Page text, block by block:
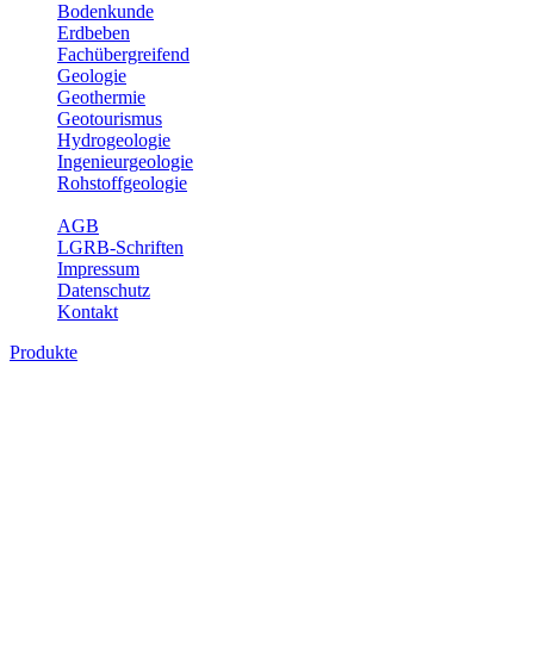
Bodenkunde
Erdbeben
Fachübergreifend
Geologie
Geothermie
Geotourismus
Hydrogeologie
Ingenieurgeologie
Rohstoffgeologie
AGB
LGRB-Schriften
Impressum
Datenschutz
Kontakt
Produkte